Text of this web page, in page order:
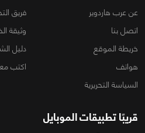
عن عرب هاردوير
فريق
اتصل بنا
وثيقة
خريطة الموقع
دليل
هواتف
اكتب
السياسة التحريرية
قريبًا تطبيقات الموبايل